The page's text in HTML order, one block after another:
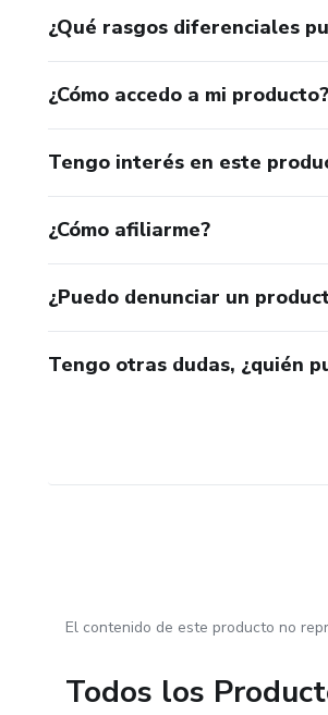
¿Qué rasgos diferenciales
¿Cómo accedo a mi producto?
Tengo interés en este
¿Cómo afiliarme?
¿Puedo denunciar un
Tengo otras dudas, ¿quién
El contenido de este producto no
Todos los